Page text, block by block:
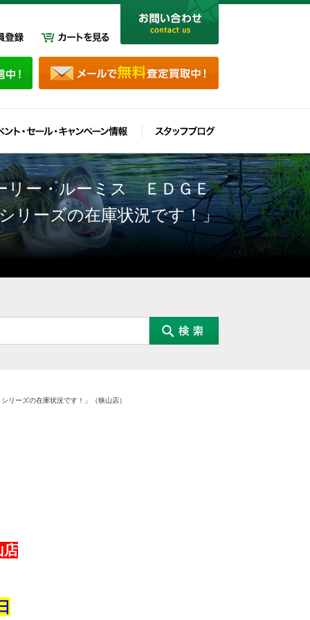
リー・ルーミス ＥＤＧＥ
ーズの在庫状況です！」
ーズの在庫状況です！」（狭山店）
店